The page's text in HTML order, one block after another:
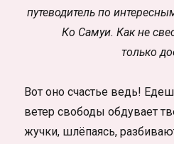
путеводитель по
Ко Самуи. Как не
только
Вот оно счастье ведь!
ветер свободы обдувает
жучки, шлёпаясь,